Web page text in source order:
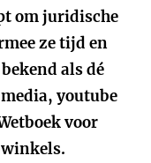
om juridische
ze tijd en
als dé
youtube
voor